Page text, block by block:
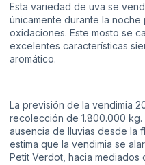
Esta variedad de uva se
únicamente durante la
oxidaciones. Este mosto se
excelentes características
aromático.
La previsión de la vendimia
recolección de 1.800.000
ausencia de lluvias desde la
estima que la vendimia se
Petit Verdot, hacia mediados